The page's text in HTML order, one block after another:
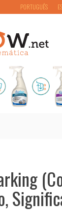
PORTUGUÊS